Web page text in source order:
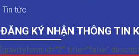
Tin tức
ĐĂNG KÝ NHẬN THÔNG TIN
[gravityform id="2" title="false"